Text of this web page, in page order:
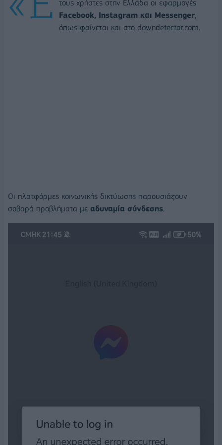
τους χρήστες στην Ελλάδα οι εφαρμογές
Facebook, Instagram και Messenger,
όπως φαίνεται και στο downdetector.com.
Οι πλατφόρμες κοινωνικής δικτύωσης παρουσιάζουν
σοβαρά προβλήματα με αδυναμία σύνδεσης.